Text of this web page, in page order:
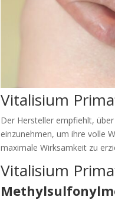
Vitalisium
Der Hersteller empfiehlt,
einzunehmen, um ihre volle
maximale Wirksamkeit zu
Vitalisium